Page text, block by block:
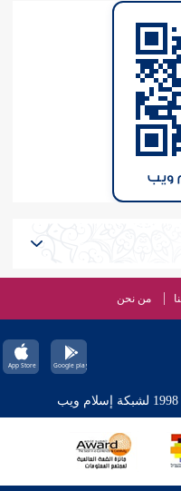
ويب
من نحن